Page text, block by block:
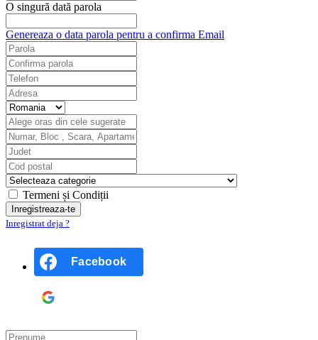
O singură dată parola
Genereaza o data parola pentru a confirma Email
Termeni și Condiții
Inregistrat deja ?
Facebook